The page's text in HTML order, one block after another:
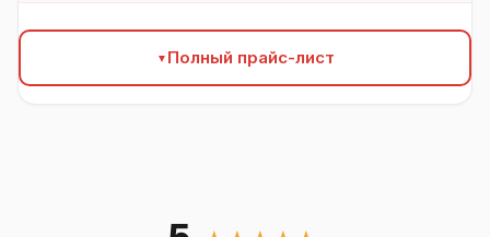
Полный прайс-лист